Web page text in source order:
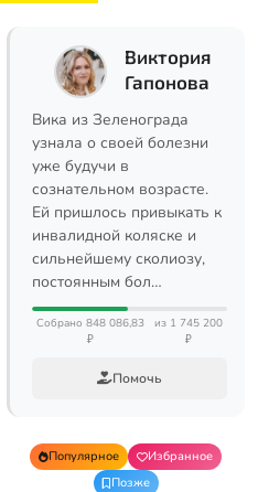
Виктория
Гапонова
Вика из Зеленограда
узнала о своей болезни
уже будучи в
сознательном возрасте.
Ей пришлось привыкать к
инвалидной коляске и
сильнейшему сколиозу,
постоянным бол…
Собрано 848 086,83
₽
из 1 745 200
₽
Помочь
Популярное
Избранное
Позже